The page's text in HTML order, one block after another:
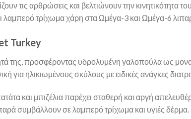
τις αρθρώσεις και βελτιώνουν την κινητικότητα
τρίχωμα χάρη στα Ωμέγα-3 και Ωμέγα-6
Turkey
της, προσφέροντας υδρολυμένη γαλοπούλα ως
για ηλικιωμένους σκύλους με ειδικές ανάγκες
και μπιζέλια παρέχει σταθερή και αργή
συμβάλλουν σε λαμπερό τρίχωμα και υγιές δέρμα.